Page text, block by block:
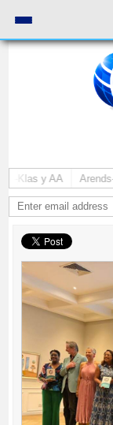
Klas y AA Arends-